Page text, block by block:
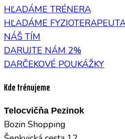
HĽADÁME TRÉNERA
HĽADÁME
NÁŠ TÍM
DARUJTE NÁM 2%
DARČEKOVÉ POUKÁŽKY
Kde trénujeme
Telocvičňa Pezinok
Bozin Shopping